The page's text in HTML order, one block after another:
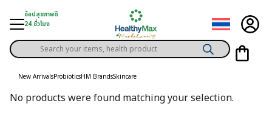
content
ช้อปสุขภาพดี
24 ชั่วโมง
Solution
Products
search
New ArrivalsProbioticsHM BrandsSkincare
No products were found matching your selection.